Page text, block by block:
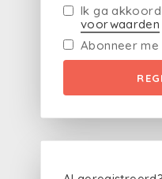
Ik ga
voorwaarden
Abonneer